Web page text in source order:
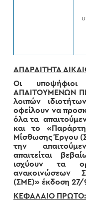
ΑΠΑΡΑΙΤΗΤΑ
Οι
ΑΠΑΙΤΟΥΜΕΝΩΝ
λοιπών
οφείλουν να
όλα τα
και το
Μίσθωσης Έργου
την
απαιτείται
ισχύουν τα
ανακοινώσεων
(ΣΜΕ)» έκδοση 27/
ΚΕΦΑΛΑΙΟ ΠΡΩΤΟ: